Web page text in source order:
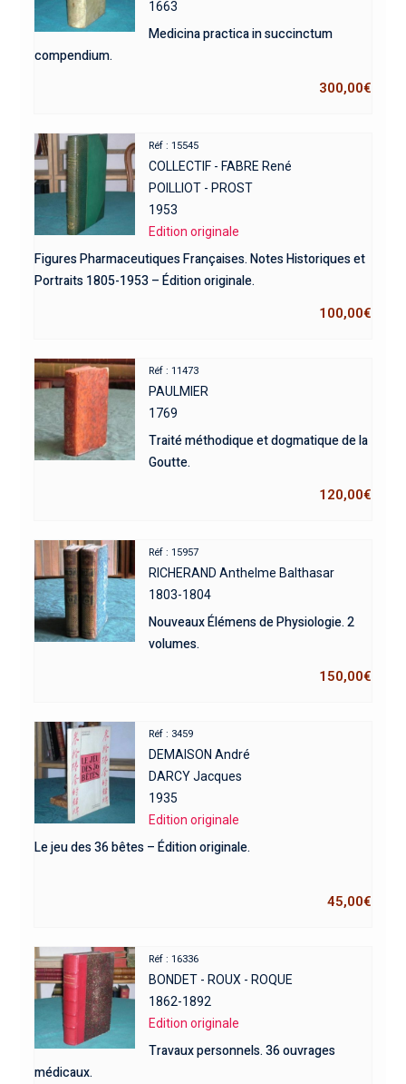
1663
Medicina practica in succinctum
compendium.
300,00€
Réf : 15545
COLLECTIF - FABRE René
POILLIOT - PROST
1953
Edition originale
Figures Pharmaceutiques Françaises. Notes Historiques et
Portraits 1805-1953 – Édition originale.
100,00€
Réf : 11473
PAULMIER
1769
Traité méthodique et dogmatique de la
Goutte.
120,00€
Réf : 15957
RICHERAND Anthelme Balthasar
1803-1804
Nouveaux Élémens de Physiologie. 2
volumes.
150,00€
Réf : 3459
DEMAISON André
DARCY Jacques
1935
Edition originale
Le jeu des 36 bêtes – Édition originale.
45,00€
Réf : 16336
BONDET - ROUX - ROQUE
1862-1892
Edition originale
Travaux personnels. 36 ouvrages
médicaux.